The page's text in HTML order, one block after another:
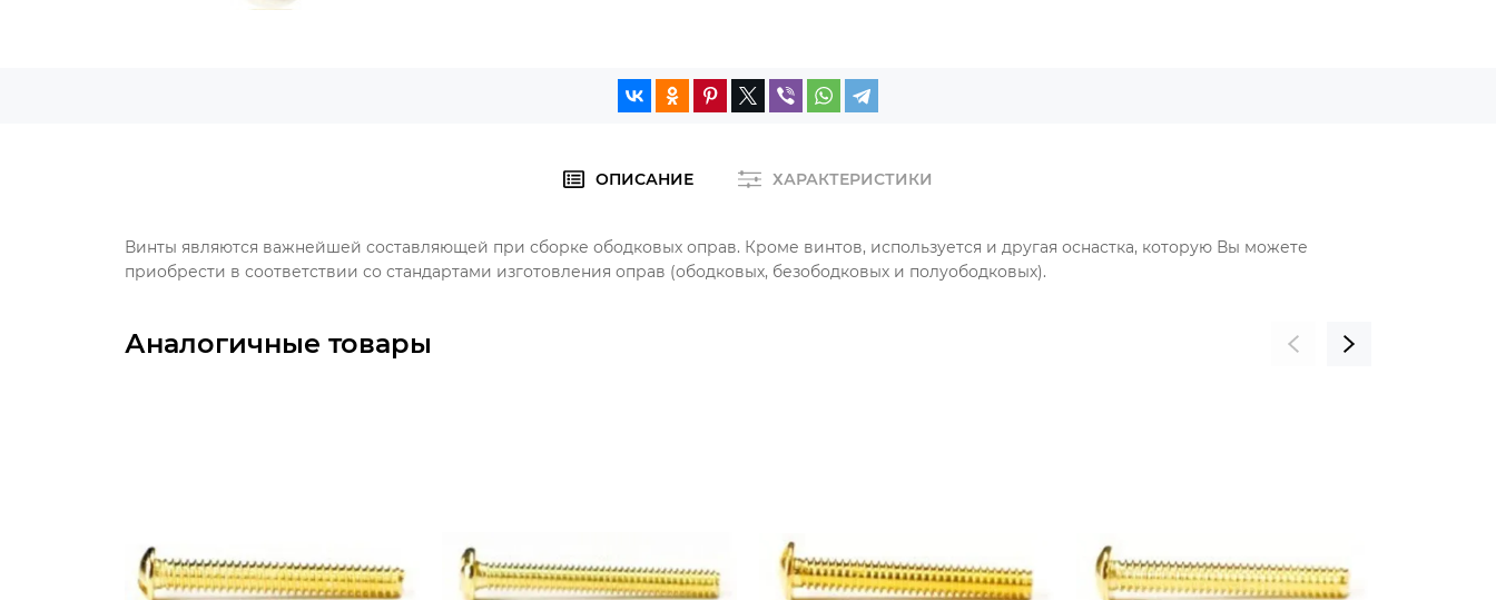
ОПИСАНИЕ ХАРАКТЕРИСТИКИ
Винты являются важнейшей составляющей при сборке ободковых оправ. Кроме винтов, используется и другая оснастка, которую Вы можете
приобрести в соответствии со стандартами изготовления оправ (ободковых, безободковых и полуободковых).
Аналогичные товары